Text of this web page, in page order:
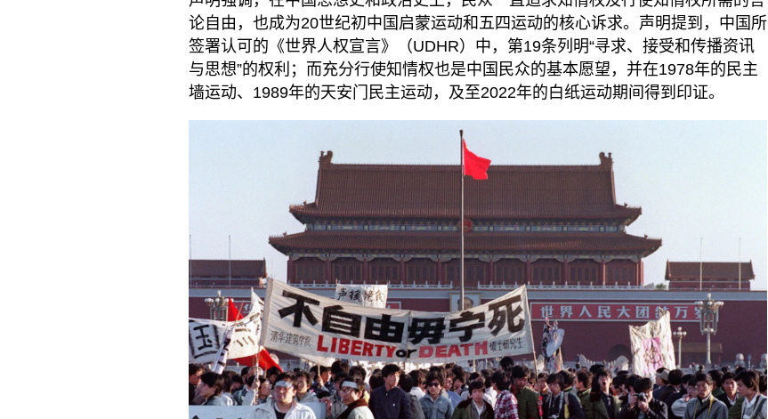
论自由，也成为20世纪初中国启蒙运动和五四运动的核心诉求。声明提到，中国所
签署认可的《世界人权宣言》（UDHR）中，第19条列明“寻求、接受和传播资讯
与思想”的权利；而充分行使知情权也是中国民众的基本愿望，并在1978年的民主
墙运动、1989年的天安门民主运动，及至2022年的白纸运动期间得到印证。